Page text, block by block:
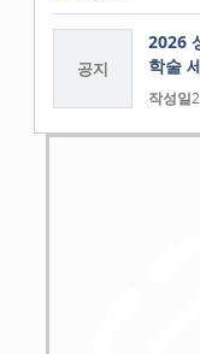
공지
2026
학술
작성일